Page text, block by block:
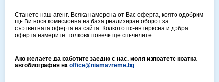
Станете наш агент. Всяка намерена от Вас оферта, която одобрим
ще Ви носи комисионна на база реализиран оборот за
съответната оферта на сайта. Колкото по-интересна и добра
оферта намерите, толкова повече ще спечелите.
Ако желаете да работите заедно с нас, моля изпратете кратка
автобиография на office@niamavreme.bg